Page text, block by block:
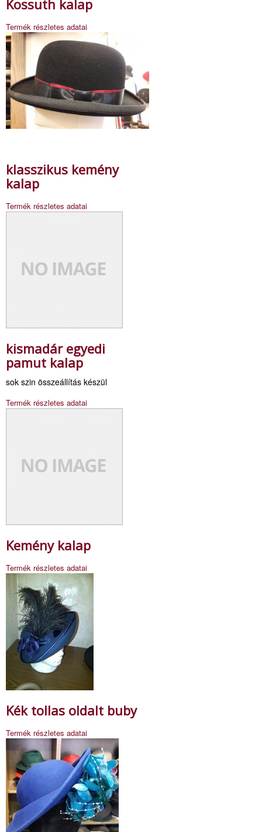
Kossuth kalap
Termék részletes adatai
klasszikus kemény
kalap
Termék részletes adatai
kismadár egyedi
pamut kalap
sok szin összeállítás készül
Termék részletes adatai
Kemény kalap
Termék részletes adatai
Kék tollas oldalt buby
Termék részletes adatai